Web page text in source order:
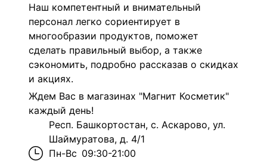
Наш компетентный и внимательный
персонал легко сориентирует в
многообразии продуктов, поможет
сделать правильный выбор, а также
сэкономить, подробно рассказав о скидках
и акциях.
Ждем Вас в магазинах "Магнит Косметик"
каждый день!
Респ. Башкортостан, с. Аскарово, ул.
Шаймуратова, д. 4/1
Пн-Вс 09:30-21:00